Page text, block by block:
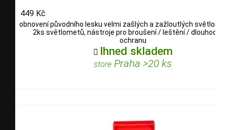
449 Kč
obnovení původního lesku velmi zašlých a zažloutlých
2ks světlometů, nástroje pro broušení / leštění /
ochranu
 Ihned skladem
store Praha >20 ks